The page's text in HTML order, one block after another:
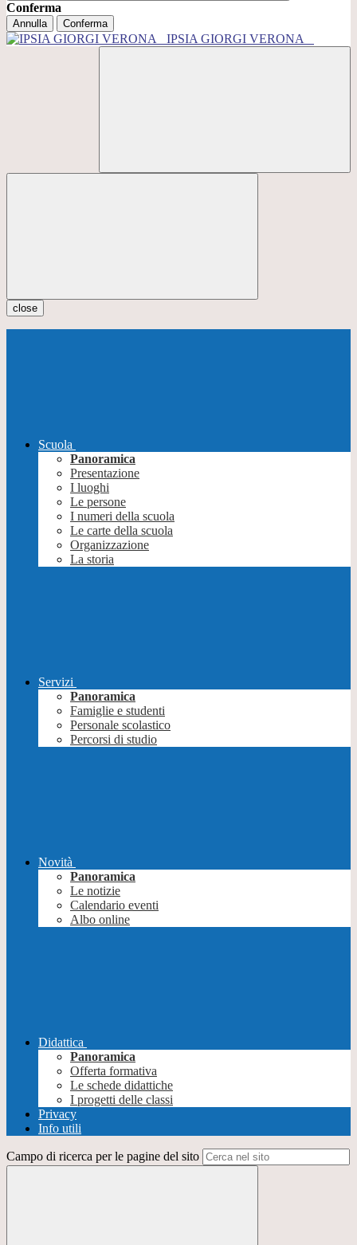
Conferma
Annulla Conferma
IPSIA GIORGI VERONA
close
Scuola
Panoramica
Presentazione
I luoghi
Le persone
I numeri della scuola
Le carte della scuola
Organizzazione
La storia
Servizi
Panoramica
Famiglie e studenti
Personale scolastico
Percorsi di studio
Novità
Panoramica
Le notizie
Calendario eventi
Albo online
Didattica
Panoramica
Offerta formativa
Le schede didattiche
I progetti delle classi
Privacy
Info utili
Campo di ricerca per le pagine del sito